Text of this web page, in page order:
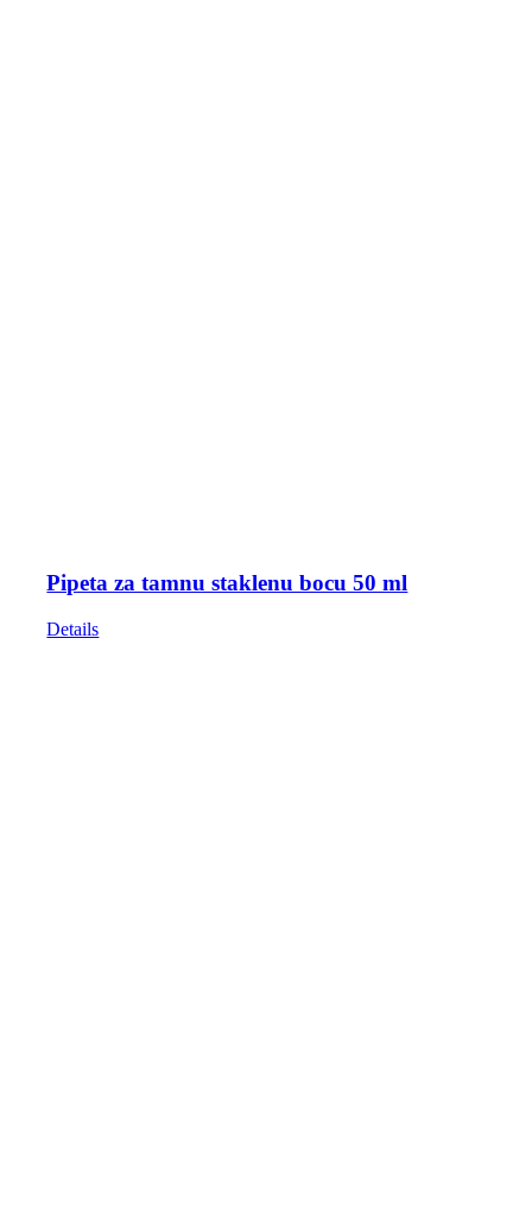
Pipeta za tamnu staklenu bocu 50 ml
Details